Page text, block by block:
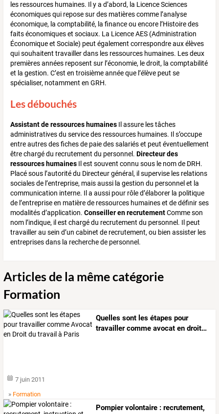
les ressources humaines. Il y a d’abord, la Licence Sciences
économiques qui repose sur des matières comme l’analyse
économique, la comptabilité, la finance ou encore l’Histoire des
faits économiques et sociaux. La Licence AES (Administration
Économique et Sociale) peut également correspondre aux élèves
qui souhaitent travailler dans les ressources humaines. Les deux
premières années reposent sur l’économie, le droit, la comptabilité
et la gestion. C’est en troisième année que l’élève peut se
spécialiser, notamment en GRH.
Les débouchés
Assistant de ressources humaines Il assure les tâches
administratives du service des ressources humaines. Il s’occupe
entre autres des fiches de paie des salariés et peut éventuellement
être chargé du recrutement du personnel. Directeur des
ressources humaines Il est souvent connu sous le nom de DRH.
Placé sous l’autorité du Directeur général, il supervise les relations
sociales de l’entreprise, mais aussi la gestion du personnel et la
communication interne. Il a aussi pour rôle d’élaborer la politique
de l’entreprise en matière de ressources humaines et de définir ses
modalités d’application. Conseiller en recrutementComme son
nom l’indique, il est chargé du recrutement du personnel. Il peut
travailler au sein d’un cabinet de recrutement, ou bien assister les
entreprises dans la recherche de personnel.
Articles de la même catégorie
Formation
Quelles sont les étapes pour
travaillercomme avocat en droit…
7 juin 2011
» Formation
Pompier volontaire : recrutement,